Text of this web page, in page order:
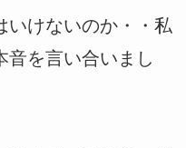
いけないのか・・私
音を言い合いまし